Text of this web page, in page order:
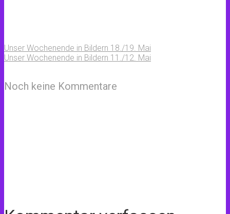
Unser Wochenende in Bildern 18./19. Mai
Unser Wochenende in Bildern 11./12. Mai
Noch keine Kommentare